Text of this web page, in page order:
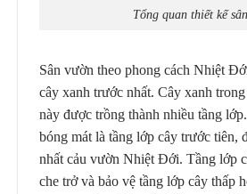
Tổng quan thiết kế
Sân vườn theo phong cách Nhiệt
cây xanh trước nhất. Cây xanh
này được trồng thành nhiều tầng
bóng mát là tầng lớp cây trước tiên,
nhất cảu vườn Nhiệt Đới. Tầng lớp
che trở và bảo vệ tầng lớp cây thấp